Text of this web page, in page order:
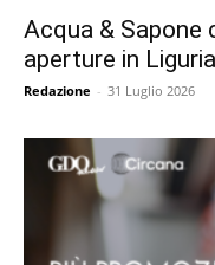
Acqua & Sapone
aperture in
Redazione - 31 Luglio 2026